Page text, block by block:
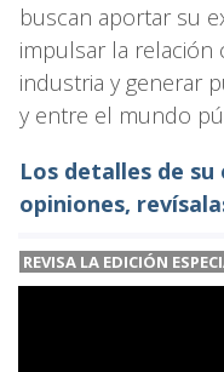
buscan aportar su
impulsar la relación
industria y generar
y entre el mundo
Los detalles de
opiniones,
REVISA LA EDICIÓN